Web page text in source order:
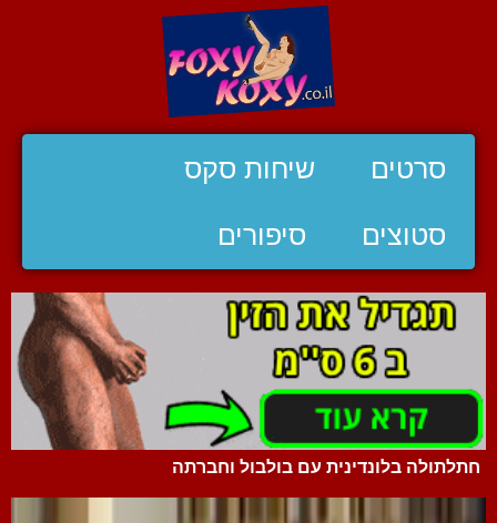
סרטים שיחות סקס
סטוצים סיפורים
חתלתולה בלונדינית עם בולבול וחברתה